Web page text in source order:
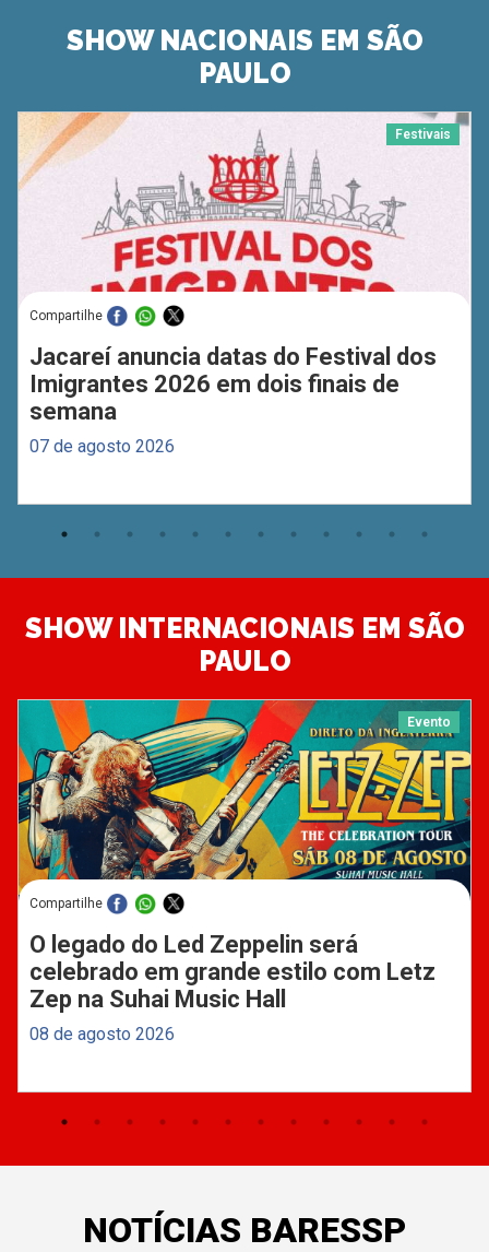
SHOW NACIONAIS EM SÃO
PAULO
Festivais
Compartilhe
Jacareí anuncia datas do Festival dos
Imigrantes 2026 em dois finais de
semana
07 de agosto 2026
SHOW INTERNACIONAIS EM SÃO
PAULO
Evento
Compartilhe
O legado do Led Zeppelin será
celebrado em grande estilo com Letz
Zep na Suhai Music Hall
08 de agosto 2026
NOTÍCIAS BARESSP